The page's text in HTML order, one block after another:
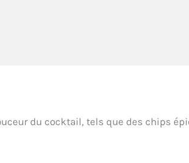
du cocktail, tels que des chips